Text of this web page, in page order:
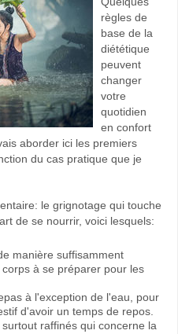
règles de
base de la
diététique
peuvent
changer
votre
quotidien
en confort
aborder ici les premiers
du cas pratique que je
le grignotage qui touche
de se nourrir, voici lesquels:
manière suffisamment
à se préparer pour les
à l'exception de l'eau, pour
d'avoir un temps de repos.
raffinés qui concerne la